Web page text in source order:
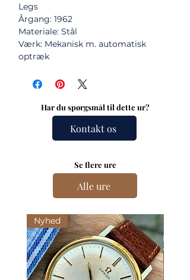
Legs
Årgang: 1962
Materiale: Stål
Værk: Mekanisk m. automatisk
optræk
Har du spørgsmål til dette ur?
Kontakt os
Se flere ure
Alle ure
Nyhed